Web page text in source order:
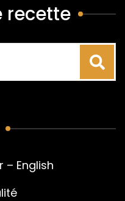
recette
– English